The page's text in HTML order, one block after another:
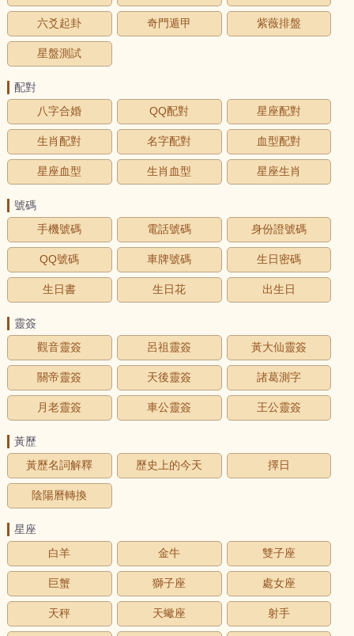
六爻起卦 奇門遁甲 紫薇排盤
星盤測試
配對
八字合婚
QQ配對 星座配對
生肖配對 名字配對 血型配對
星座血型 生肖血型 星座生肖
號碼
手機號碼
電話號碼 身份證號碼
QQ號碼 車牌號碼 生日密碼
生日書 生日花 出生日
靈簽
觀音靈簽
呂祖靈簽 黃大仙靈簽
關帝靈簽 天後靈簽 諸葛測字
月老靈簽 車公靈簽 王公靈簽
黃歷
黃歷名詞解釋
歷史上的今天 擇日
陰陽曆轉換
星座
白羊
金牛 雙子座
巨蟹 獅子座 處女座
天秤 天蠍座 射手